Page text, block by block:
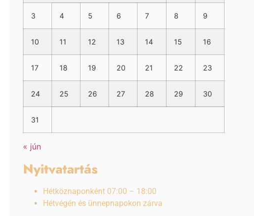
3 4 5 6 7 8 9
10 11 12 13 14 15 16
17 18 19 20 21 22 23
24 25 26 27 28 29 30
31
« jún
Nyitvatartás
Hétköznaponként 07:00 – 18:00
Hétvégén és ünnepnapokon zárva